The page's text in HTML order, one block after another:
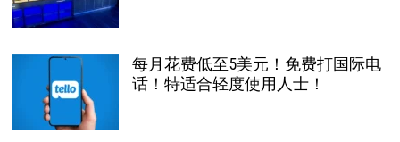
每月花费低至5美元！免费打国际电
话！特适合轻度使用人士！